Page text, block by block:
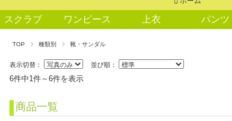
スクラブ ワンピース 上衣 パンツ
TOP 種類別 靴・サンダル
表示切替： 並び順：
6件中1件～6件を表示
商品一覧